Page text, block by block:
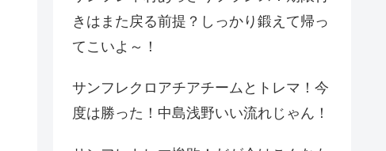
きはまた戻る前提？しっかり鍛えて帰っ
てこいよ～！
サンフレクロアチアチームとトレマ！今
度は勝った！中島浅野いい流れじゃん！